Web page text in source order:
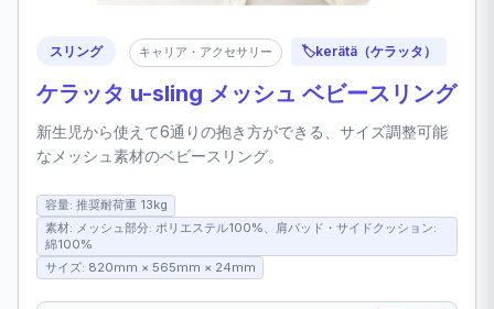
スリング キャリア・アクセサリー 🏷️kerätä（ケラッタ）
ケラッタ u-sling メッシュ ベビースリング
新生児から使えて6通りの抱き方ができる、サイズ調整可能
なメッシュ素材のベビースリング。
容量: 推奨耐荷重 13kg
素材: メッシュ部分: ポリエステル100%、肩パッド・サイドクッション:
綿100%
サイズ: 820mm × 565mm × 24mm